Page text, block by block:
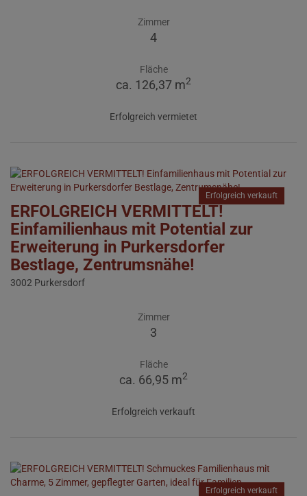
Zimmer
4
Fläche
ca. 126,37 m2
Erfolgreich vermietet
Erfolgreich verkauft
ERFOLGREICH VERMITTELT!
Einfamilienhaus mit Potential zur
Erweiterung in Purkersdorfer
Bestlage, Zentrumsnähe!
3002 Purkersdorf
Zimmer
3
Fläche
ca. 66,95 m2
Erfolgreich verkauft
Erfolgreich verkauft